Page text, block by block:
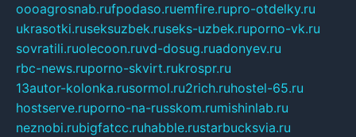
oooagrosnab.rufpodaso.ruemfire.rupro-otdelky.ru
ukrasotki.ruseksuzbek.ruseks-uzbek.ruporno-vk.ru
sovratili.ruolecoon.ruvd-dosug.ruadonyev.ru
rbc-news.ruporno-skvirt.rukrospr.ru
13autor-kolonka.rusormol.ru2rich.ruhostel-65.ru
hostserve.ruporno-na-russkom.rumishinlab.ru
neznobi.rubigfatcc.ruhabble.rustarbucksvia.ru